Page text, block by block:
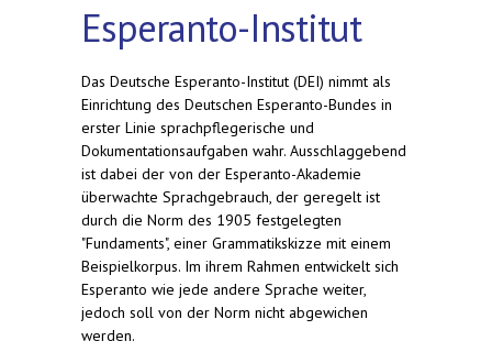
Esperanto-Institut
Das Deutsche Esperanto-Institut (DEI) nimmt als
Einrichtung des Deutschen Esperanto-Bundes in
erster Linie sprachpflegerische und
Dokumentationsaufgaben wahr. Ausschlaggebend
ist dabei der von der Esperanto-Akademie
überwachte Sprachgebrauch, der geregelt ist
durch die Norm des 1905 festgelegten
"Fundaments", einer Grammatikskizze mit einem
Beispielkorpus. Im ihrem Rahmen entwickelt sich
Esperanto wie jede andere Sprache weiter,
jedoch soll von der Norm nicht abgewichen
werden.